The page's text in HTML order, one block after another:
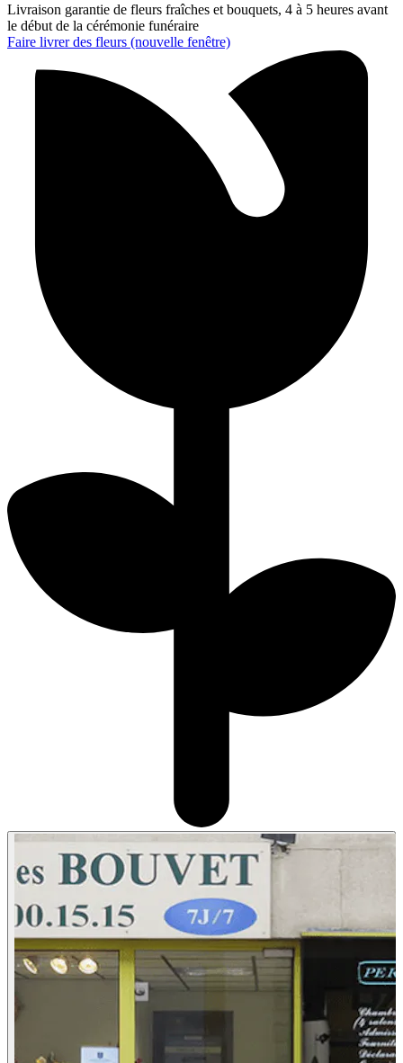
Livraison garantie de fleurs fraîches et bouquets, 4 à 5 heures avant
le début de la cérémonie funéraire
Faire livrer des fleurs (nouvelle fenêtre)